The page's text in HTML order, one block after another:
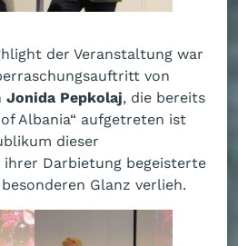
der Veranstaltung war
von
Jonida Pepkolaj, die bereits
Albania“ aufgetreten ist
dieser
Darbietung begeisterte
Glanz verlieh.